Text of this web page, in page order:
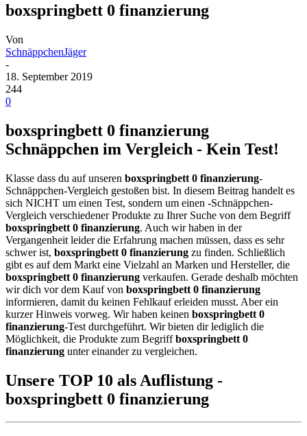
boxspringbett 0 finanzierung
Von
SchnäppchenJäger
-
18. September 2019
244
0
boxspringbett 0 finanzierung
Schnäppchen im Vergleich - Kein Test!
Klasse dass du auf unseren boxspringbett 0 finanzierung-
Schnäppchen-Vergleich gestoßen bist. In diesem Beitrag handelt es
sich NICHT um einen Test, sondern um einen -Schnäppchen-
Vergleich verschiedener Produkte zu Ihrer Suche von dem Begriff
boxspringbett 0 finanzierung. Auch wir haben in der
Vergangenheit leider die Erfahrung machen müssen, dass es sehr
schwer ist, boxspringbett 0 finanzierung zu finden. Schließlich
gibt es auf dem Markt eine Vielzahl an Marken und Hersteller, die
boxspringbett 0 finanzierung verkaufen. Gerade deshalb möchten
wir dich vor dem Kauf von boxspringbett 0 finanzierung
informieren, damit du keinen Fehlkauf erleiden musst. Aber ein
kurzer Hinweis vorweg. Wir haben keinen boxspringbett 0
finanzierung-Test durchgeführt. Wir bieten dir lediglich die
Möglichkeit, die Produkte zum Begriffboxspringbett 0
finanzierung unter einander zu vergleichen.
Unsere TOP 10 als Auflistung -
boxspringbett 0 finanzierung